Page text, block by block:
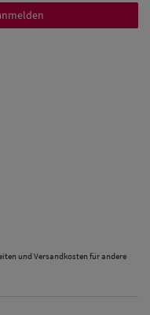
und Versandkosten für andere